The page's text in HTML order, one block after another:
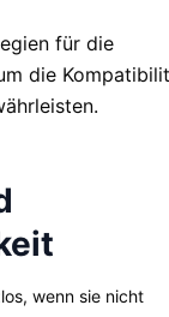
für die
die
wenn sie nicht